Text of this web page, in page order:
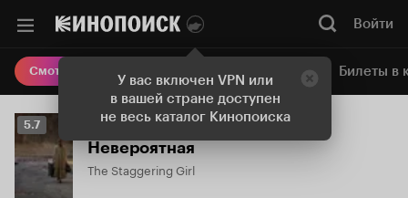
У вас включен VPN или
в вашей стране доступен
не весь каталог Кинопоиска
Войти
Смотреть кино Онлайн-кинотеатр Билеты в
Рейтинг
Кинопоиска
5.7
5.7
Невероятная
The Staggering Girl